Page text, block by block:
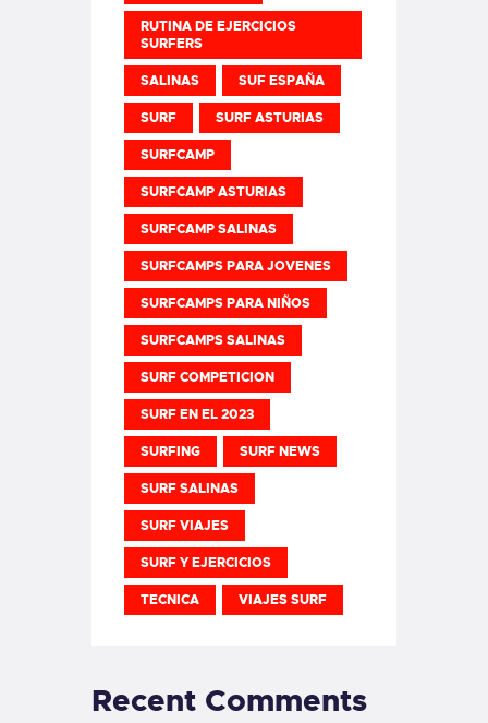
RUTINA DE EJERCICIOS
SURFERS
SALINAS SUF ESPAÑA
SURF SURF ASTURIAS
SURFCAMP
SURFCAMP ASTURIAS
SURFCAMP SALINAS
SURFCAMPS PARA JOVENES
SURFCAMPS PARA NIÑOS
SURFCAMPS SALINAS
SURF COMPETICION
SURF EN EL 2023
SURFING SURF NEWS
SURF SALINAS
SURF VIAJES
SURF Y EJERCICIOS
TECNICA VIAJES SURF
Recent Comments